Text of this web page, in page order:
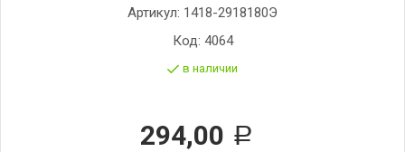
Артикул: 1418-2918180Э
Код: 4064
в наличии
294,00 Р